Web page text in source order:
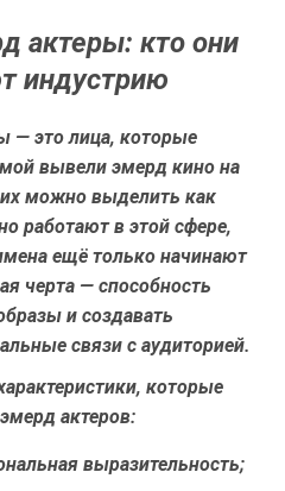
актеры: кто они
индустрию
— это лица, которые
вывели эмерд кино на
можно выделить как
работают в этой сфере,
ещё только начинают
черта — способность
и создавать
связи с аудиторией.
которые
актеров:
выразительность;